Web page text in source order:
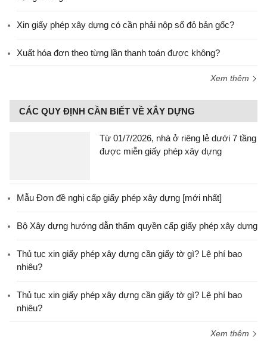
Xin giấy phép xây dựng có cần phải nộp sổ đỏ bản gốc?
Xuất hóa đơn theo từng lần thanh toán được không?
Xem thêm
CÁC QUY ĐỊNH CẦN BIẾT VỀ XÂY DỰNG
Từ 01/7/2026, nhà ở riêng lẻ dưới 7 tầng
được miễn giấy phép xây dựng
Mẫu Đơn đề nghị cấp giấy phép xây dựng [mới nhất]
Bộ Xây dựng hướng dẫn thẩm quyền cấp giấy phép xây dựng
Thủ tục xin giấy phép xây dựng cần giấy tờ gì? Lệ phí bao
nhiêu?
Thủ tục xin giấy phép xây dựng cần giấy tờ gì? Lệ phí bao
nhiêu?
Xem thêm